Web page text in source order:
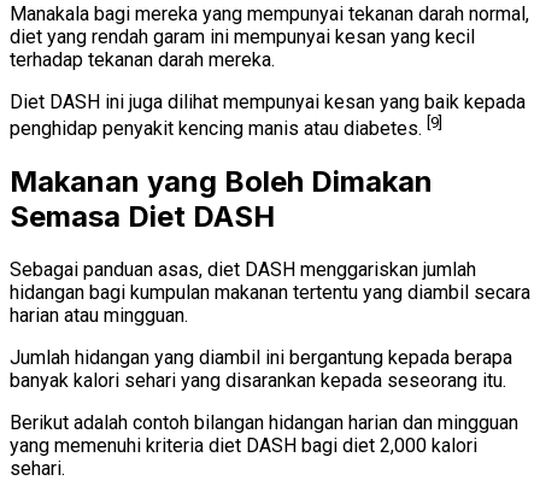
Manakala bagi mereka yang mempunyai tekanan darah normal,
diet yang rendah garam ini mempunyai kesan yang kecil
terhadap tekanan darah mereka.
Diet DASH ini juga dilihat mempunyai kesan yang baik kepada
penghidap penyakit kencing manis atau diabetes. [9]
Makanan yang Boleh Dimakan
Semasa Diet DASH
Sebagai panduan asas, diet DASH menggariskan jumlah
hidangan bagi kumpulan makanan tertentu yang diambil secara
harian atau mingguan.
Jumlah hidangan yang diambil ini bergantung kepada berapa
banyak kalori sehari yang disarankan kepada seseorang itu.
Berikut adalah contoh bilangan hidangan harian dan mingguan
yang memenuhi kriteria diet DASH bagi diet 2,000 kalori
sehari.